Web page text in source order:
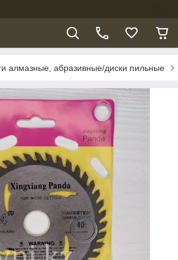
алмазные, абразивные/диски пильные